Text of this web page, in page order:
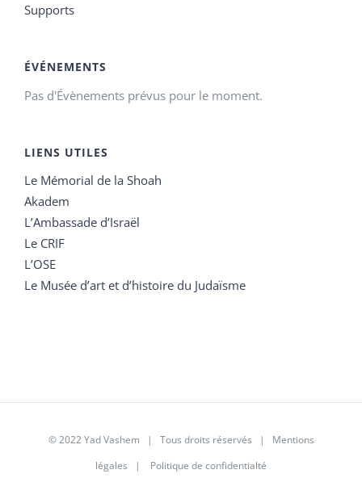
Supports
ÉVÉNEMENTS
Pas d'Évènements prévus pour le moment.
LIENS UTILES
Le Mémorial de la Shoah
Akadem
L’Ambassade d’Israël
Le CRIF
L’OSE
Le Musée d’art et d’histoire du Judaïsme
© 2022 Yad Vashem | Tous droits réservés | Mentions
légales | Politique de confidentialté